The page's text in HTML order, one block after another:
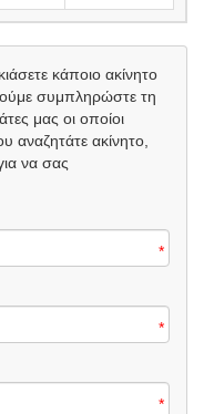
κάποιο ακίνητο
συμπληρώστε τη
μας οι οποίοι
αναζητάτε ακίνητο,
να σας
*
*
*